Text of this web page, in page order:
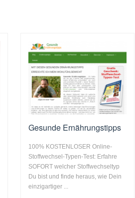
Gesunde Ernährungstipps
100% KOSTENLOSER Online-
Stoffwechsel-Typen-Test: Erfahre
SOFORT welcher Stoffwechseltyp
Du bist und finde heraus, wie Dein
einzigartiger ...